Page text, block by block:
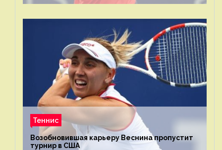
Теннис
Возобновившая карьеру Веснина пропустит
турнир в США